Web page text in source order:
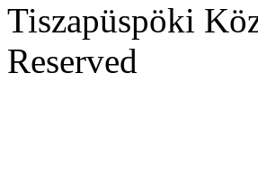
Tiszapüspöki
Reserved